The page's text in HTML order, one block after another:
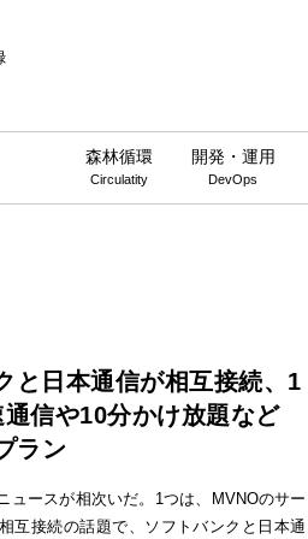
森林循環
Circulatity
開発・運用
DevOps
と日本通信が相互接続、1
通信や10分かけ放題など
ラン
ュースが相次いだ。1つは、MVNOのサー
互接続の話題で、ソフトバンクと日本通